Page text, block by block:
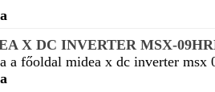
X DC INVERTER MSX-
a főoldal midea x dc inverter msx